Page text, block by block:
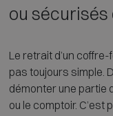
ou sécurisés
Le retrait d’un
pas toujours simple.
démonter une partie
ou le comptoir.